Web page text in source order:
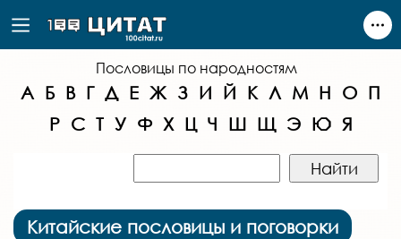
Пословицы по народностям
А Б В Г Д Е Ж З И Й К Л М Н О П
Р С Т У Ф Х Ц Ч Ш Щ Э Ю Я
Китайские пословицы и поговорки